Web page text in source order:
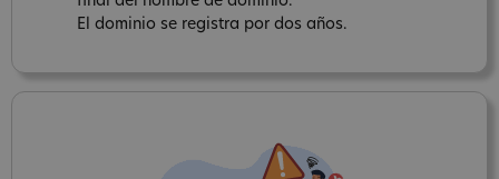
El dominio se registra por dos años.